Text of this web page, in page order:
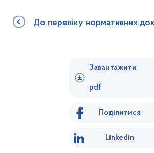
До переліку нормативних
Завантажити
pdf
Поділитися
Linkedin